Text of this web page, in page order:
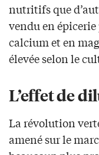
nutritifs que
vendu en
calcium et en
élevée selon le
L’effet de
La révolution
amené sur le